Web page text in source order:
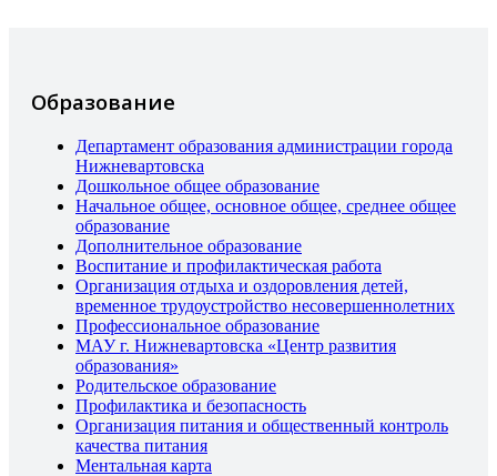
Образование
Департамент образования администрации города
Нижневартовска
Дошкольное общее образование
Начальное общее, основное общее, среднее общее
образование
Дополнительное образование
Воспитание и профилактическая работа
Организация отдыха и оздоровления детей,
временное трудоустройство несовершеннолетних
Профессиональное образование
МАУ г. Нижневартовска «Центр развития
образования»
Родительское образование
Профилактика и безопасность
Организация питания и общественный контроль
качества питания
Ментальная карта